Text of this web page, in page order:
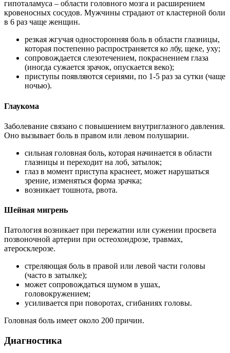
гипоталамуса – области головного мозга и расширением
кровеносных сосудов. Мужчины страдают от кластерной боли
в 6 раз чаще женщин.
резкая жгучая односторонняя боль в области глазницы,
которая постепенно распространяется ко лбу, щеке, уху;
сопровождается слезотечением, покраснением глаза
(иногда сужается зрачок, опускается веко);
приступы появляются сериями, по 1-5 раз за сутки (чаще
ночью).
Глаукома
Заболевание связано с повышением внутриглазного давления.
Оно вызывает боль в правом или левом полушарии.
сильная головная боль, которая начинается в области
глазницы и переходит на лоб, затылок;
глаз в момент приступа краснеет, может нарушаться
зрение, изменяться форма зрачка;
возникает тошнота, рвота.
Шейная мигрень
Патология возникает при пережатии или сужении просвета
позвоночной артерии при остеохондрозе, травмах,
атеросклерозе.
стреляющая боль в правой или левой части головы
(часто в затылке);
может сопровождаться шумом в ушах,
головокружением;
усиливается при поворотах, сгибаниях головы.
Головная боль имеет около 200 причин.
Диагностика